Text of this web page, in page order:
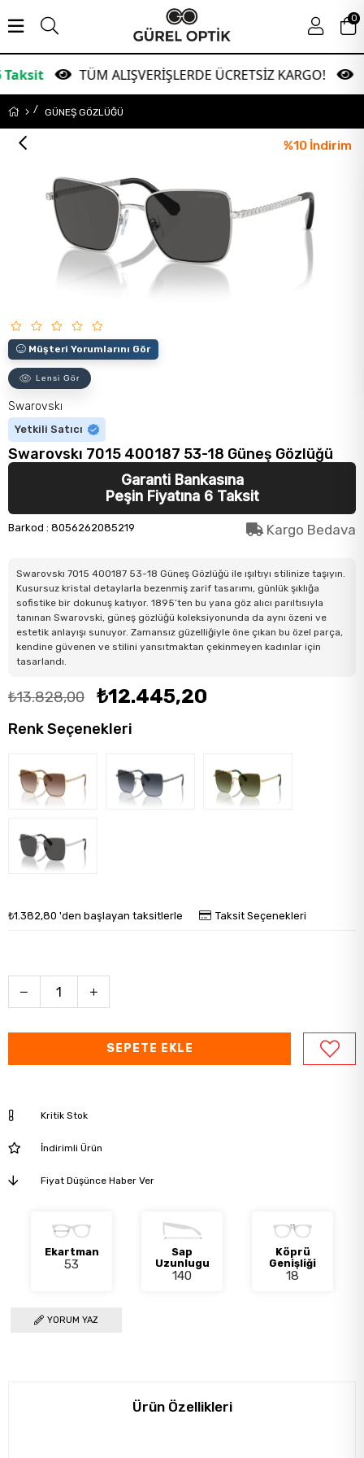
TÜM ALIŞVERİŞLERDE ÜCRETSİZ KARGO!
0
GÜNEŞ GÖZLÜĞÜ
%10 İndirim
Müşteri Yorumlarını Gör
Lensi Gör
Swarovskı
Yetkili Satıcı
Swarovskı 7015 400187 53-18 Güneş Gözlüğü
Garanti Bankasına
Peşin Fiyatına 6 Taksit
Barkod : 8056262085219 Kargo Bedava
Swarovskı 7015 400187 53-18 Güneş Gözlüğü ile ışıltıyı stilinize taşıyın.
Kusursuz kristal detaylarla bezenmiş zarif tasarımı, günlük şıklığa
sofistike bir dokunuş katıyor. 1895’ten bu yana göz alıcı parıltısıyla
tanınan Swarovski, güneş gözlüğü koleksiyonunda da aynı özeni ve
estetik anlayışı sunuyor. Zamansız güzelliğiyle öne çıkan bu özel parça,
kendine güvenen ve stilini yansıtmaktan çekinmeyen kadınlar için
tasarlandı.
₺13.828,00 ₺12.445,20
Renk Seçenekleri
₺1.382,80 'den başlayan taksitlerle Taksit Seçenekleri
Kritik Stok
İndirimli Ürün
Fiyat Düşünce Haber Ver
Ekartman
53
Sap
Uzunlugu
140
Köprü
Genişliği
18
YORUM YAZ
Ürün Özellikleri